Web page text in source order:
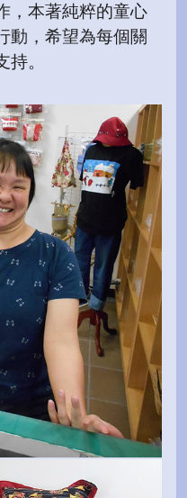
，本著純粹的童心
動，希望為每個關
。